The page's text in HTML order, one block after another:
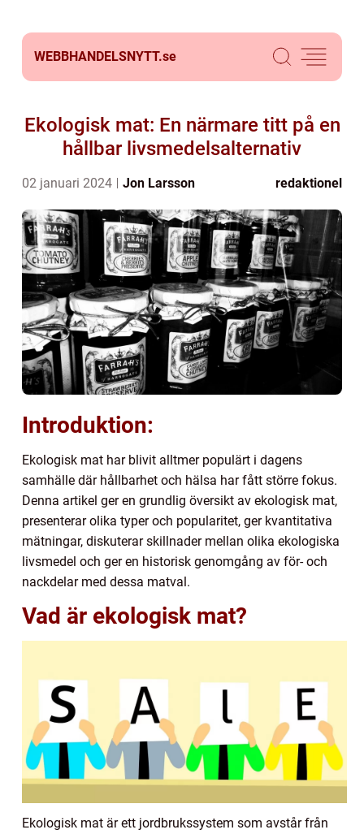
WEBBHANDELSNYTT.se
Ekologisk mat: En närmare titt på en
hållbar livsmedelsalternativ
02 januari 2024 Jon Larsson redaktionel
Introduktion:
Ekologisk mat har blivit alltmer populärt i dagens
samhälle där hållbarhet och hälsa har fått större fokus.
Denna artikel ger en grundlig översikt av ekologisk mat,
presenterar olika typer och popularitet, ger kvantitativa
mätningar, diskuterar skillnader mellan olika ekologiska
livsmedel och ger en historisk genomgång av för- och
nackdelar med dessa matval.
Vad är ekologisk mat?
Ekologisk mat är ett jordbrukssystem som avstår från